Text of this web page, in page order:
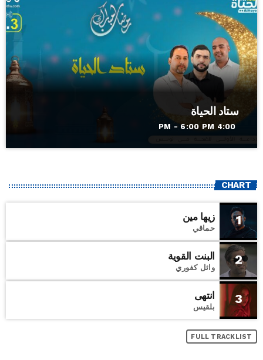
ستاد الحياة
4:00 PM - 6:00 PM
CHART
1 زيها مين
حماقي
2 البنت القوية
وائل كفوري
3 انتهى
بلقيس
FULL TRACKLIST